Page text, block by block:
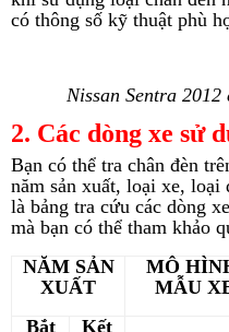
có thông số kỹ thuật phù
Nissan Sentra
2. Các dòng xe sử
Bạn có thể tra chân đèn
năm sản xuất, loại xe, loại
là bảng tra cứu các dòng
mà bạn có thể tham khảo
NĂM SẢN
XUẤT
MÔ
MẪU
Bắt
Kết